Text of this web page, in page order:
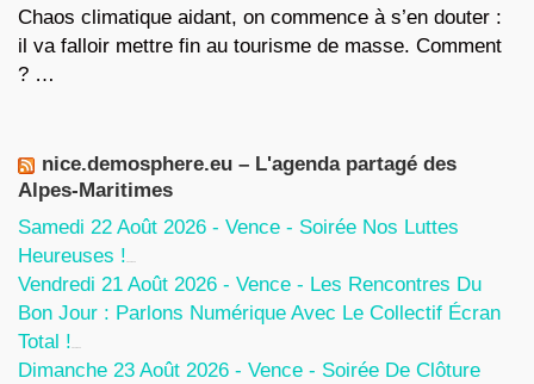
Chaos climatique aidant, on commence à s’en douter :
il va falloir mettre fin au tourisme de masse. Comment
? …
nice.demosphere.eu – L'agenda partagé des
Alpes-Maritimes
Samedi 22 Août 2026 - Vence - Soirée Nos Luttes
Heureuses !
Vendredi 21 Août 2026 - Vence - Les Rencontres Du
Bon Jour : Parlons Numérique Avec Le Collectif Écran
Total !
Dimanche 23 Août 2026 - Vence - Soirée De Clôture